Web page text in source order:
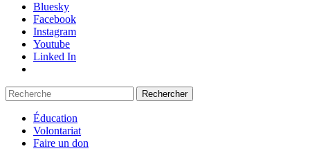
Bluesky
Facebook
Instagram
Youtube
Linked In
Éducation
Volontariat
Faire un don